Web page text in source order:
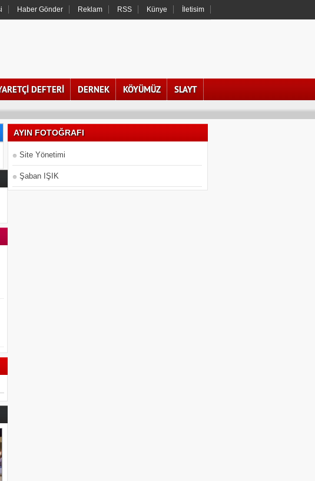
Haber Gönder Reklam RSS Künye İletisim
DEFTERİ DERNEK KÖYÜMÜZ SLAYT
AYIN FOTOĞRAFI
Site Yönetimi
Şaban IŞIK